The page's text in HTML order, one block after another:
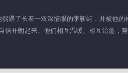
遇了长着一双深情眼的李靳屿，并被他
开朗起来。他们相互温暖、相互治愈，